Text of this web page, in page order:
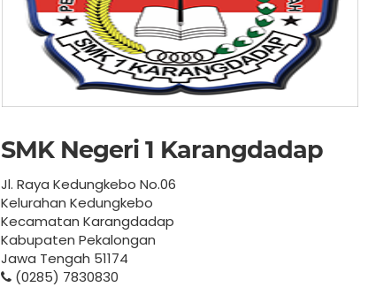
SMK Negeri 1 Karangdadap
Jl. Raya Kedungkebo No.06
Kelurahan Kedungkebo
Kecamatan Karangdadap
Kabupaten Pekalongan
Jawa Tengah 51174
(0285) 7830830